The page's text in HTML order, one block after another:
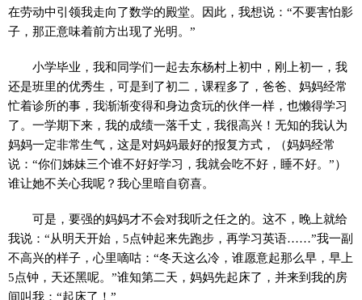
在劳动中引领我走向了数学的殿堂。因此，我想说：“不要害怕影
子，那正意味着前方出现了光明。”
小学毕业，我和同学们一起去东杨村上初中，刚上初一，我
还是班里的优秀生，可是到了初二，课程多了，爸爸、妈妈经常
忙着诊所的事，我渐渐变得和身边贪玩的伙伴一样，也懒得学习
了。一学期下来，我的成绩一落千丈，我很高兴！无知的我认为
妈妈一定非常生气，这是对妈妈最好的报复方式，（妈妈经常
说：“你们姊妹三个谁不好好学习，我就会吃不好，睡不好。”）
谁让她不关心我呢？我心里暗自窃喜。
可是，要强的妈妈才不会对我听之任之的。这不，晚上就给
我说：“从明天开始，5点钟起来先跑步，再学习英语……”我一副
不高兴的样子，心里嘀咕：“冬天这么冷，谁愿意起那么早，早上
5点钟，天还黑呢。”谁知第二天，妈妈先起床了，并来到我的房
间叫我：“起床了！”